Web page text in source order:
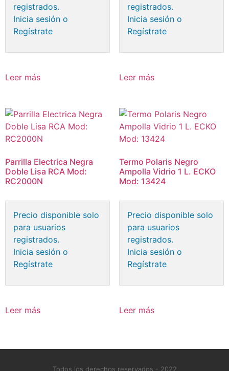
registrados.
Inicia sesión o
Regístrate
Leer más
registrados.
Inicia sesión o
Regístrate
Leer más
Parrilla Electrica Negra
Doble Lisa RCA Mod:
RC2000N
Precio disponible solo
para usuarios
registrados.
Inicia sesión o
Regístrate
Leer más
Termo Polaris Negro
Ampolla Vidrio 1 L. ECKO
Mod: 13424
Precio disponible solo
para usuarios
registrados.
Inicia sesión o
Regístrate
Leer más
Todos los derechos reservados - 2022